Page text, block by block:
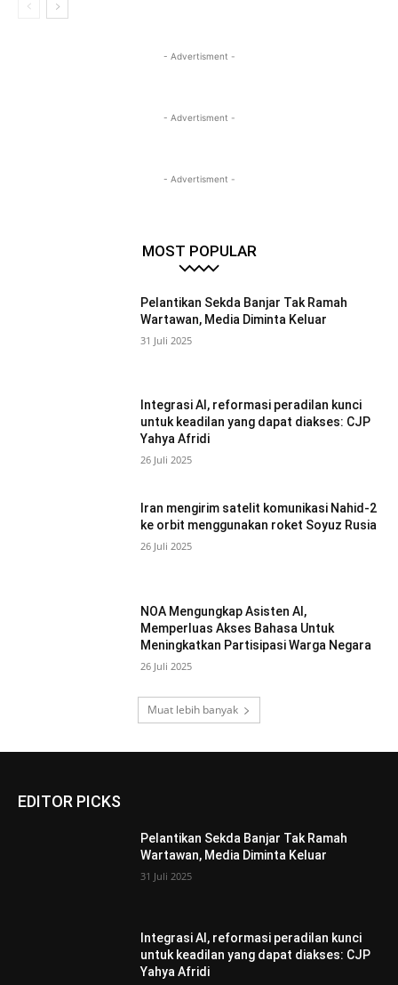
- Advertisment -
- Advertisment -
- Advertisment -
MOST POPULAR
Pelantikan Sekda Banjar Tak Ramah
Wartawan, Media Diminta Keluar
31 Juli 2025
Integrasi AI, reformasi peradilan kunci
untuk keadilan yang dapat diakses: CJP
Yahya Afridi
26 Juli 2025
Iran mengirim satelit komunikasi Nahid-2
ke orbit menggunakan roket Soyuz Rusia
26 Juli 2025
NOA Mengungkap Asisten AI,
Memperluas Akses Bahasa Untuk
Meningkatkan Partisipasi Warga Negara
26 Juli 2025
Muat lebih banyak
EDITOR PICKS
Pelantikan Sekda Banjar Tak Ramah
Wartawan, Media Diminta Keluar
31 Juli 2025
Integrasi AI, reformasi peradilan kunci
untuk keadilan yang dapat diakses: CJP
Yahya Afridi